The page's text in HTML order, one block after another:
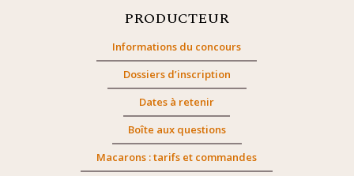
PRODUCTEUR
Informations du concours
Dossiers d’inscription
Dates à retenir
Boîte aux questions
Macarons : tarifs et commandes